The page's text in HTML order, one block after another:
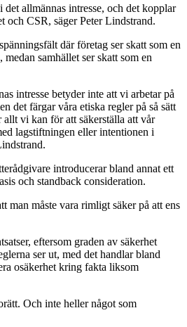
allmännas intresse, och det kopplar
och CSR, säger Peter Lindstrand.
där företag ser skatt som en
samhället ser skatt som en
intresse betyder inte att vi arbetar på
det färgar våra etiska regler på så sätt
vi kan för att säkerställa att vår
lagstiftningen eller intentionen i
introducerar bland annat ett
och standback consideration.
man måste vara rimligt säker på att ens
eftersom graden av säkerhet
ser ut, med det handlar bland
osäkerhet kring fakta liksom
Och inte heller något som